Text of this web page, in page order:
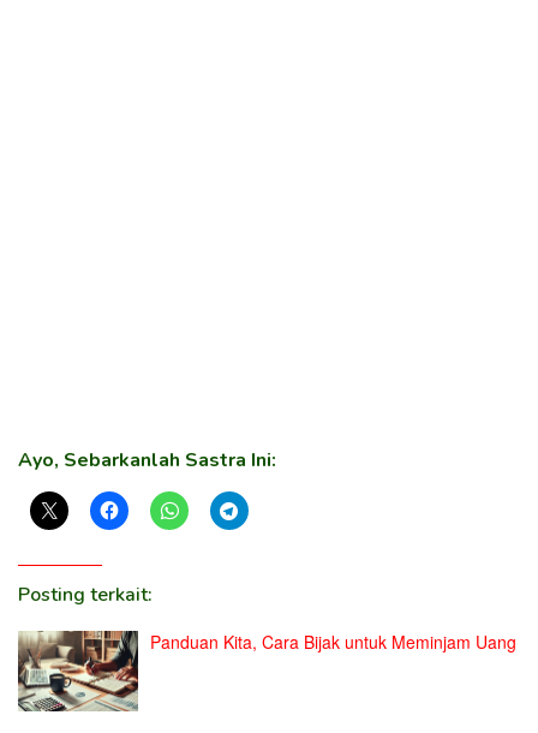
Ayo, Sebarkanlah Sastra Ini:
Posting terkait:
Panduan Kita, Cara Bijak untuk Meminjam Uang